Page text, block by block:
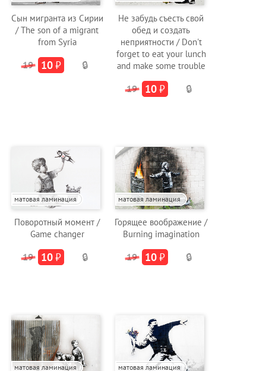
Сын мигранта из Сирии
/ The son of a migrant
from Syria
19 10₽ 🔒
Не забудь съесть свой
обед и создать
неприятности / Don't
forget to eat your lunch
and make some trouble
19 10₽ 🔒
матовая ламинация
Поворотный момент /
Game changer
19 10₽ 🔒
матовая ламинация
Горящее воображение /
Burning imagination
19 10₽ 🔒
матовая ламинация матовая ламинация